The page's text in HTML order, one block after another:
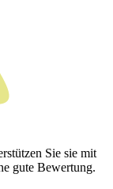
Sie sie mit
gute Bewertung.